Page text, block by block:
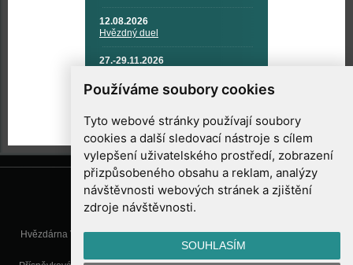
Používáme soubory cookies
Tyto webové stránky používají soubory
cookies a další sledovací nástroje s cílem
vylepšení uživatelského prostředí, zobrazení
přizpůsobeného obsahu a reklam, analýzy
návštěvnosti webových stránek a zjištění
zdroje návštěvnosti.
SOUHLASÍM
12.08.2026
Hvězdný duel
27.-29.11.2026
TECHNIKA A KOSMICKÉ
TECHNOLOGIE
Hvězdárna Valašské Meziříčí, příspěvková organizace, Vsetínská 78, 757
01 Valašské Meziříčí